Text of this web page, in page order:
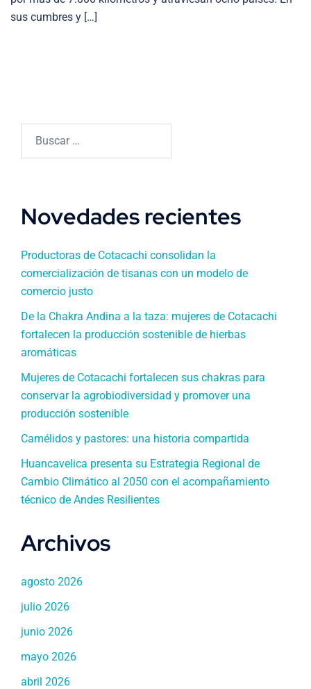
sus cumbres y […]
Novedades recientes
Productoras de Cotacachi consolidan la
comercialización de tisanas con un modelo de
comercio justo
De la Chakra Andina a la taza: mujeres de Cotacachi
fortalecen la producción sostenible de hierbas
aromáticas
Mujeres de Cotacachi fortalecen sus chakras para
conservar la agrobiodiversidad y promover una
producción sostenible
Camélidos y pastores: una historia compartida
Huancavelica presenta su Estrategia Regional de
Cambio Climático al 2050 con el acompañamiento
técnico de Andes Resilientes
Archivos
agosto 2026
julio 2026
junio 2026
mayo 2026
abril 2026